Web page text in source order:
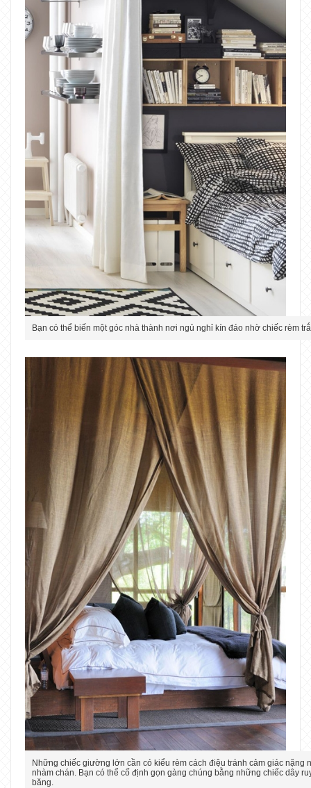
Bạn có thể biến một góc nhà thành nơi ngủ nghỉ kín đáo nhờ chiếc rèm
Những chiếc giường lớn cần có kiểu rèm cách điệu tránh cảm giác nặng
nhàm chán. Bạn có thể cố định gọn gàng chúng bằng những chiếc dây
băng.